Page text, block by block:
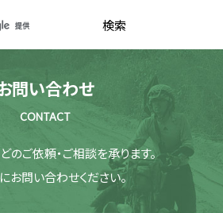
問い合わせ
CONTACT
のご依頼・ご相談を承ります。
お問い合わせください。